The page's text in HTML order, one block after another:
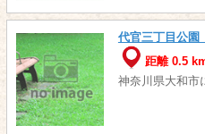
代官三丁目公園
距離 0.5
神奈川県大和市